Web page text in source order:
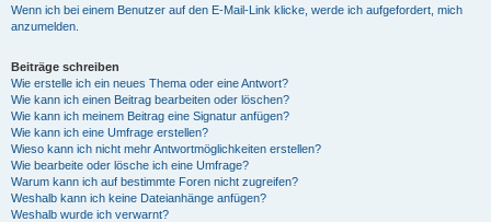
Wenn ich bei einem Benutzer auf den E-Mail-Link klicke, werde ich aufgefordert, mich
anzumelden.
Beiträge schreiben
Wie erstelle ich ein neues Thema oder eine Antwort?
Wie kann ich einen Beitrag bearbeiten oder löschen?
Wie kann ich meinem Beitrag eine Signatur anfügen?
Wie kann ich eine Umfrage erstellen?
Wieso kann ich nicht mehr Antwortmöglichkeiten erstellen?
Wie bearbeite oder lösche ich eine Umfrage?
Warum kann ich auf bestimmte Foren nicht zugreifen?
Weshalb kann ich keine Dateianhänge anfügen?
Weshalb wurde ich verwarnt?